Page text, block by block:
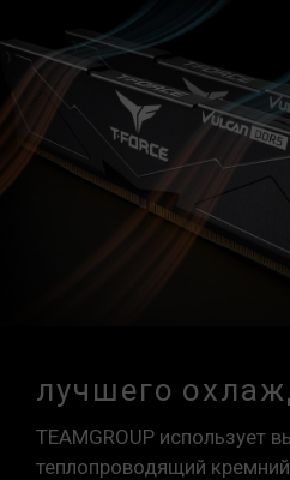
лучшего
TEAMGROUP использует
теплопроводящий